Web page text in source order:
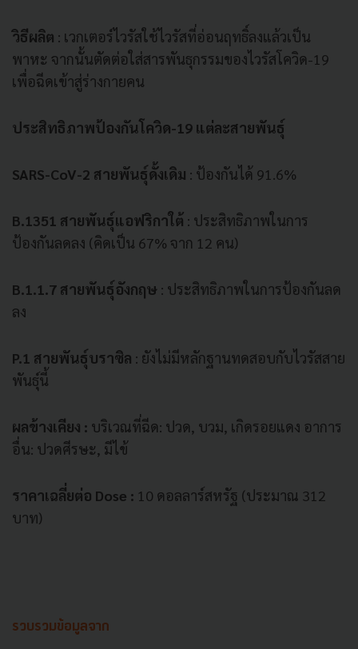
วิธีผลิต : เวกเตอร์ไวรัสใช้ไวรัสที่อ่อนฤทธิ์ลงแล้วเป็น
พาหะ จากนั้นตัดต่อใส่สารพันธุกรรมของไวรัสโควิด-19
เพื่อฉีดเข้าสู่ร่างกายคน
ประสิทธิภาพป้องกันโควิด-19 แต่ละสายพันธุ์
SARS-CoV-2 สายพันธุ์ดั้งเดิม : ป้องกันได้ 91.6%
B.1351 สายพันธุ์แอฟริกาใต้ : ประสิทธิภาพในการ
ป้องกันลดลง (คิดเป็น 67% จาก 12 คน)
B.1.1.7 สายพันธุ์อังกฤษ : ประสิทธิภาพในการป้องกันลด
ลง
P.1 สายพันธุ์บราซิล : ยังไม่มีหลักฐานทดสอบกับไวรัสสาย
พันธุ์นี้
ผลข้างเคียง : บริเวณที่ฉีด: ปวด, บวม, เกิดรอยแดง อาการ
อื่น: ปวดศีรษะ, มีไข้
ราคาเฉลี่ยต่อ Dose : 10 ดอลลาร์สหรัฐ (ประมาณ 312
บาท)
รวบรวมข้อมูลจาก